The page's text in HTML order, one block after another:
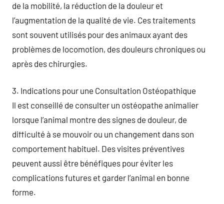
de la mobilité, la réduction de la douleur et
l’augmentation de la qualité de vie. Ces traitements
sont souvent utilisés pour des animaux ayant des
problèmes de locomotion, des douleurs chroniques ou
après des chirurgies.
3. Indications pour une Consultation Ostéopathique
Il est conseillé de consulter un ostéopathe animalier
lorsque l’animal montre des signes de douleur, de
difficulté à se mouvoir ou un changement dans son
comportement habituel. Des visites préventives
peuvent aussi être bénéfiques pour éviter les
complications futures et garder l’animal en bonne
forme.